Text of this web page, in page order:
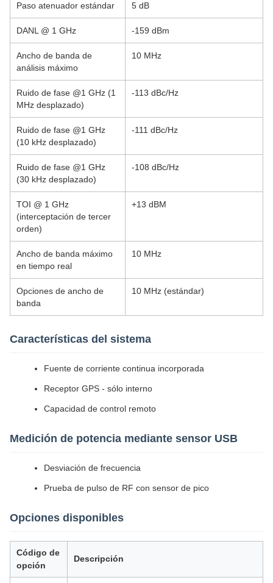
Paso atenuador estándar 5 dB
DANL @ 1 GHz -159 dBm
Ancho de banda de
análisis máximo
10 MHz
Ruido de fase @1 GHz (1
MHz desplazado)
-113 dBc/Hz
Ruido de fase @1 GHz
(10 kHz desplazado)
-111 dBc/Hz
Ruido de fase @1 GHz
(30 kHz desplazado)
-108 dBc/Hz
TOI @ 1 GHz
(interceptación de tercer
orden)
+13 dBM
Ancho de banda máximo
en tiempo real
10 MHz
Opciones de ancho de
banda
10 MHz (estándar)
Características del sistema
Fuente de corriente continua incorporada
Receptor GPS - sólo interno
Capacidad de control remoto
Medición de potencia mediante sensor USB
Desviación de frecuencia
Prueba de pulso de RF con sensor de pico
Opciones disponibles
Código de
opción
Descripción